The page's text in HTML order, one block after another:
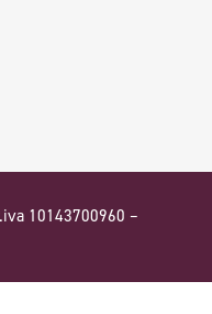
10143700960 –